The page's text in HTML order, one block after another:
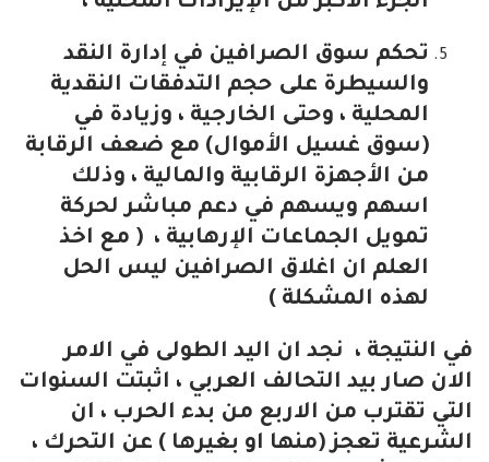
تحكم سوق الصرافين في إدارة النقد
والسيطرة على حجم التدفقات النقدية
المحلية ، وحتى الخارجية ، وزيادة في
(سوق غسيل الأموال) مع ضعف الرقابة
من الأجهزة الرقابية والمالية ، وذلك
اسهم ويسهم في دعم مباشر لحركة
تمويل الجماعات الإرهابية ، ( مع اخذ
العلم ان اغلاق الصرافين ليس الحل
لهذه المشكلة )
في النتيجة ، نجد ان اليد الطولى في الامر
الان صار بيد التحالف العربي ، اثبتت السنوات
التي تقترب من الاربع من بدء الحرب ، ان
الشرعية تعجز (منها او بغيرها ) عن التحرك ،